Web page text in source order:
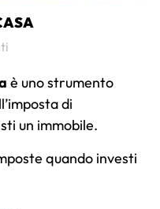
è uno strumento
di
un immobile.
quando investi